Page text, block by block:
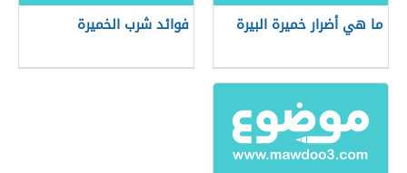
ما هي أضرار خميرة البيرة فوائد شرب الخميرة